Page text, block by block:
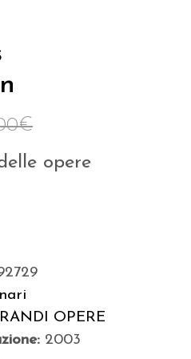
€
opere
OPERE
2003